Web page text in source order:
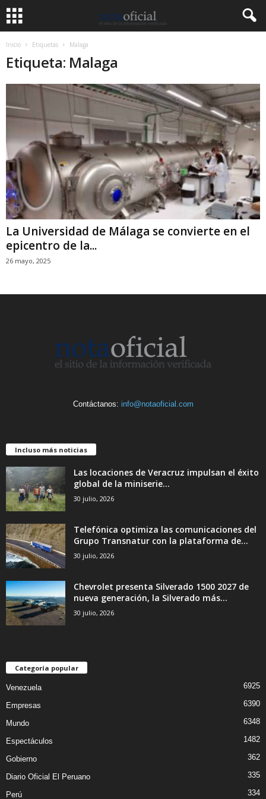
Inicio Etiquetas Malaga
Etiqueta: Malaga
La Universidad de Málaga se convierte en el
epicentro de la...
26 mayo, 2025
Contáctanos: info@notaoficial.com
Incluso más noticias
Las locaciones de Veracruz impulsan el éxito
global de la miniserie...
30 julio, 2026
Telefónica optimiza las comunicaciones del
Grupo Transnatur con la plataforma de...
30 julio, 2026
Chevrolet presenta Silverado 1500 2027 de
nueva generación, la Silverado más...
30 julio, 2026
Categoría popular
Venezuela 6925
Empresas 6390
Mundo 6348
Espectáculos 1482
Gobierno 362
Diario Oficial El Peruano 335
Perú 334